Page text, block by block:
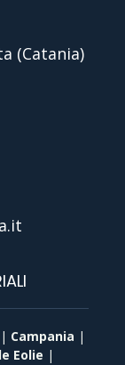
(Catania)
| Campania |
Eolie |